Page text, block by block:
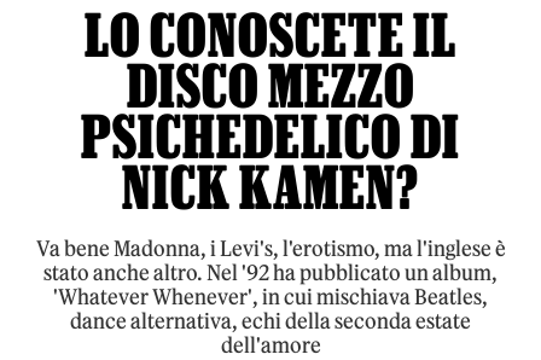
LO CONOSCETE IL
DISCO MEZZO
PSICHEDELICO DI
NICK KAMEN?
Va bene Madonna, i Levi's, l'erotismo, ma l'inglese è
stato anche altro. Nel '92 ha pubblicato un album,
'Whatever Whenever', in cui mischiava Beatles,
dance alternativa, echi della seconda estate
dell'amore